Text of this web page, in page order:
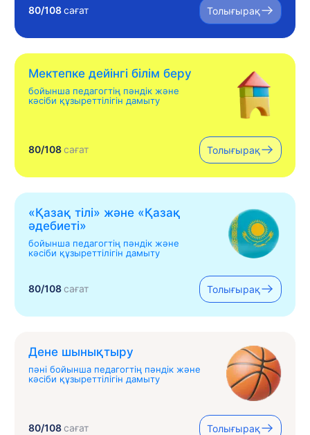
80/108сағат Толығырақ
Мектепке дейінгі білім беру
бойынша педагогтің пәндік және
кәсіби құзыреттілігін дамыту
80/108сағат Толығырақ
«Қазақ тілі» жəне «Қазақ
əдебиеті»
бойынша педагогтің пәндік және
кәсіби құзыреттілігін дамыту
80/108сағат Толығырақ
Дене шынықтыру
пәні бойынша педагогтің пәндік және
кәсіби құзыреттілігін дамыту
80/108сағат Толығырақ